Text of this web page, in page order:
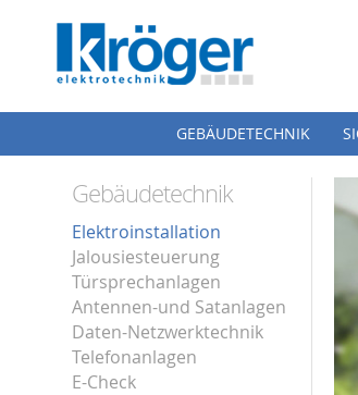
GEBÄUDETECHNIK
Gebäudetechnik
Elektroinstallation
Jalousiesteuerung
Türsprechanlagen
Antennen-und Satanlagen
Daten-Netzwerktechnik
Telefonanlagen
E-Check